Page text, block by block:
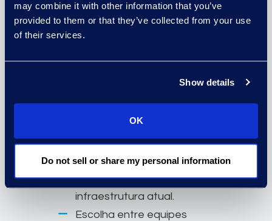
may combine it with other information that you’ve
provided to them or that they’ve collected from your use
of their services.
Show details
OK
Do not sell or share my personal information
Atenda demandas globais
padronizados.
Acesse fluxos de trabalho
personalizados, projetados
para se integrar
perfeitamente à sua
infraestrutura atual.
Escolha entre equipes